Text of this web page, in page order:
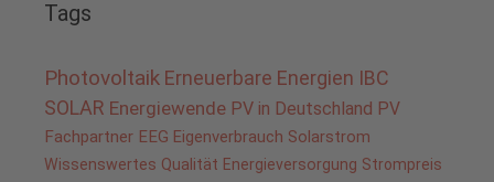
Tags
Photovoltaik Erneuerbare Energien IBC
SOLAR Energiewende PV in Deutschland PV
Fachpartner EEG Eigenverbrauch Solarstrom
Wissenswertes Qualität Energieversorgung Strompreis